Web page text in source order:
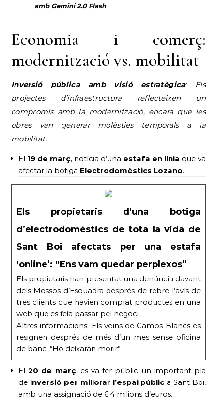
amb Gemini 2.0 Flash
Economia i comerç:
modernització vs. mobilitat
Inversió pública amb visió estratègica: Els
projectes d’infraestructura reflecteixen un
compromís amb la modernització, encara que les
obres van generar molèsties temporals a la
mobilitat.
El 19 de març, notícia d’una estafa en línia que va
afectar la botiga Electrodomèstics Lozano.
Els propietaris d’una botiga
d’electrodomèstics de tota la vida de
Sant Boi afectats per una estafa
‘online’: “Ens vam quedar perplexos”
Els propietaris han presentat una denúncia davant
dels Mossos d’Esquadra després de rebre l’avís de
tres clients que havien comprat productes en una
web que es feia passar pel negoci
Altres informacions: Els veïns de Camps Blancs es
resignen després de més d’un mes sense oficina
de banc: “Ho deixaran morir”
El20 de març, es va fer públic un important pla
de inversió per millorar l’espai públic a Sant Boi,
amb una assignació de 6.4 milions d’euros.